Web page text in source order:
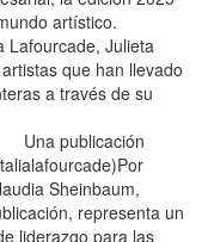
artístico.
Lafourcade, Julieta
que han llevado
a través de su
publicación
Sheinbaum,
representa un
liderazgo para las